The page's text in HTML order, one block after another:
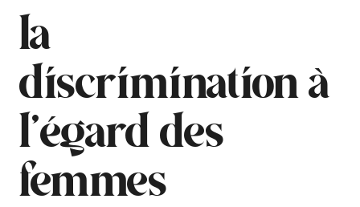
la
discrimination à
l’égard des
femmes